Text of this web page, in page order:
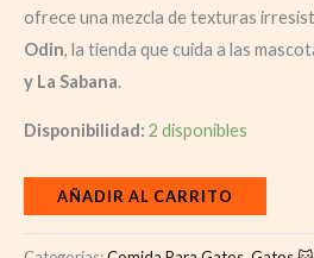
ofrece una mezcla de texturas
Odin, la tienda que cuida a las
y La Sabana.
Disponibilidad: 2 disponibles
AÑADIR AL CARRITO